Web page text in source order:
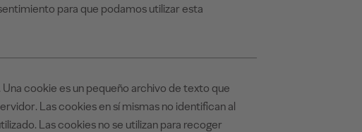
para que podamos utilizar esta
cookie es un pequeño archivo de texto que
Las cookies en sí mismas no identifican al
Las cookies no se utilizan para recoger